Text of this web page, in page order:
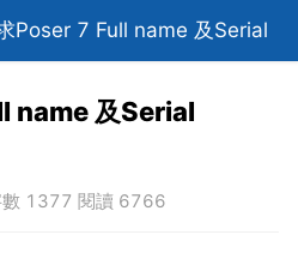
Poser 7 Full name 及Serial
name 及Serial
1377 閱讀 6766